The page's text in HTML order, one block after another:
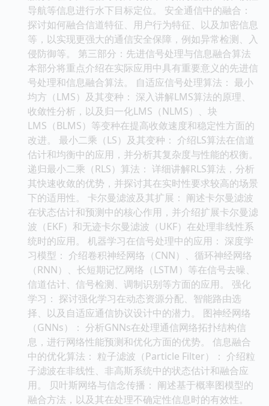
导航等信息进行水下目标定位。 安全通信中的融合：
探讨如何融合信道特征、用户行为特征、以及加密信息
等，以实现更强大的通信安全保障，例如异常检测、入
侵防御等。 第三部分：先进信号处理与信息融合算法
本部分将重点介绍在实际应用中具有重要意义的先进信
号处理和信息融合算法。 自适应信号处理算法： 最小
均方（LMS）及其变种： 深入讲解LMS算法的原理、
收敛性分析，以及归一化LMS（NLMS）、块
LMS（BLMS）等变种在提高收敛速度和稳定性方面的
改进。 最小二乘（LS）及其变种： 介绍LS算法在信道
估计和均衡中的应用，并分析其复杂度与性能的权衡。
递归最小二乘（RLS）算法： 详细讲解RLS算法，分析
其快速收敛的优势，并探讨其在实时性要求较高的场景
下的适用性。 卡尔曼滤波及其扩展： 阐述卡尔曼滤波
在状态估计和预测中的核心作用，并介绍扩展卡尔曼滤
波（EKF）和无迹卡尔曼滤波（UKF）在处理非线性系
统时的应用。 机器学习在信号处理中的应用： 深度学
习模型： 介绍卷积神经网络（CNN）、循环神经网络
（RNN）、长短期记忆网络（LSTM）等在信号去噪、
信道估计、信号检测、调制识别等方面的应用。 强化
学习： 探讨强化学习在动态资源分配、智能路由选
择、以及自适应通信协议设计中的潜力。 图神经网络
（GNNs）： 分析GNNs在处理通信网络拓扑结构信
息，进行网络性能预测和优化方面的优势。 信息融合
中的优化算法： 粒子滤波（Particle Filter）： 介绍粒
子滤波在非线性、非高斯系统中的状态估计和融合应
用。 贝叶斯网络与信念传播： 阐述基于概率图模型的
融合方法，以及其在处理不确定性信息时的有效性。